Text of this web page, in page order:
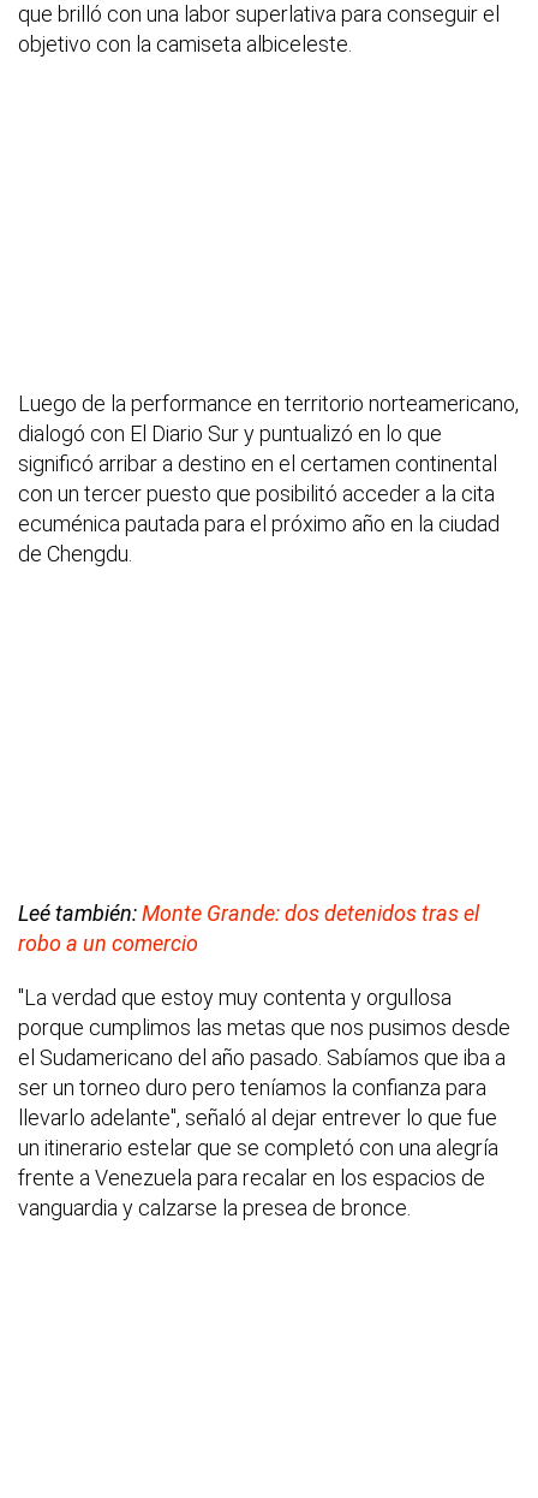
que brilló con una labor superlativa para conseguir el
objetivo con la camiseta albiceleste.
Luego de la performance en territorio norteamericano,
dialogó con El Diario Sur y puntualizó en lo que
significó arribar a destino en el certamen continental
con un tercer puesto que posibilitó acceder a la cita
ecuménica pautada para el próximo año en la ciudad
de Chengdu.
Leé también:Monte Grande: dos detenidos tras el
robo a un comercio
"La verdad que estoy muy contenta y orgullosa
porque cumplimos las metas que nos pusimos desde
el Sudamericano del año pasado. Sabíamos que iba a
ser un torneo duro pero teníamos la confianza para
llevarlo adelante", señaló al dejar entrever lo que fue
un itinerario estelar que se completó con una alegría
frente a Venezuela para recalar en los espacios de
vanguardia y calzarse la presea de bronce.